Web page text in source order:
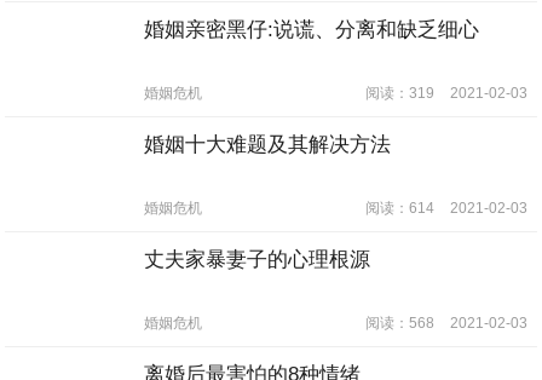
婚姻亲密黑仔:说谎、分离和缺乏细心
婚姻危机 阅读：319 2021-02-03
婚姻十大难题及其解决方法
婚姻危机 阅读：614 2021-02-03
丈夫家暴妻子的心理根源
婚姻危机 阅读：568 2021-02-03
离婚后最害怕的8种情绪